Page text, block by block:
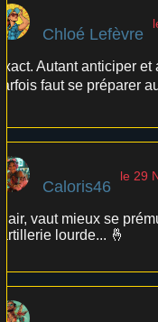
Chloé Lefèvre
Exact. Autant anticiper
parfois faut se préparer
Caloris46
le 29
Clair, vaut mieux se
l'artillerie lourde... 🤞